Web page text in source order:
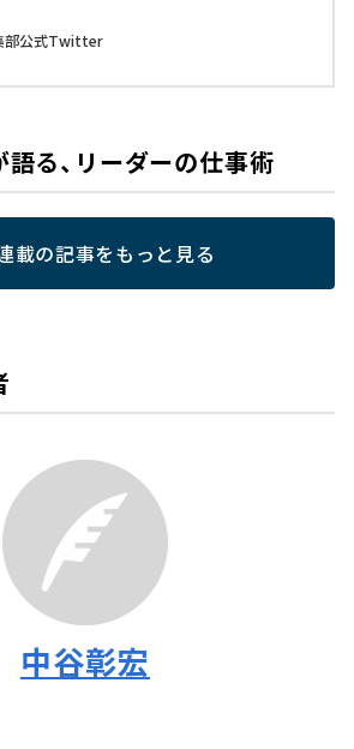
部公式Twitter
る、リーダーの仕事術
載の記事をもっと見る
中谷彰宏